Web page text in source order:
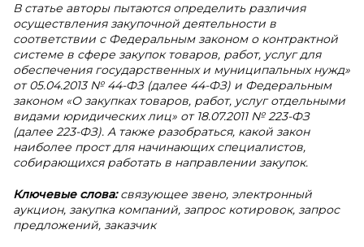
В статье авторы пытаются определить различия
осуществления закупочной деятельности в
соответствии с Федеральным законом о контрактной
системе в сфере закупок товаров, работ, услуг для
обеспечения государственных и муниципальных нужд»
от 05.04.2013 № 44-ФЗ (далее 44-ФЗ) и Федеральным
законом «О закупках товаров, работ, услуг отдельными
видами юридических лиц» от 18.07.2011 № 223-ФЗ
(далее 223-ФЗ). А также разобраться, какой закон
наиболее прост для начинающих специалистов,
собирающихся работать в направлении закупок.
Ключевые слова:связующее звено, электронный
аукцион, закупка компаний, запрос котировок, запрос
предложений, заказчик